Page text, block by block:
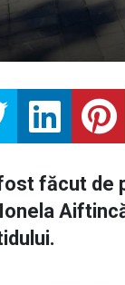
făcut de